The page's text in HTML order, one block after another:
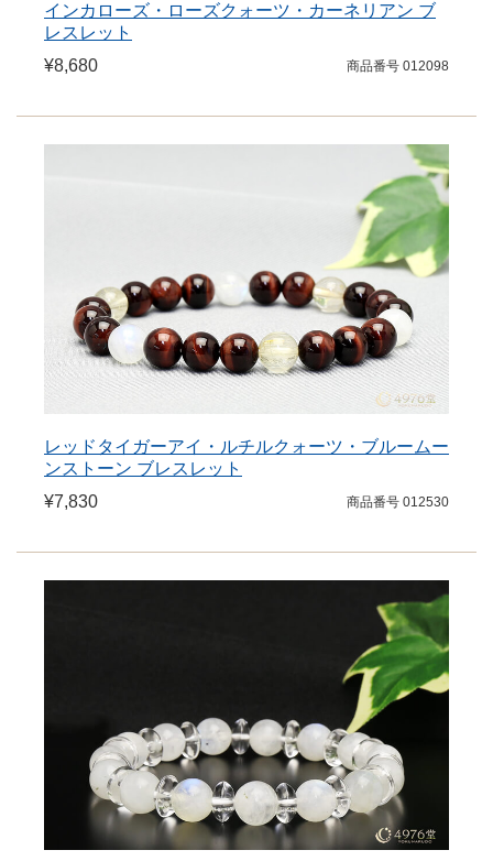
インカローズ・ローズクォーツ・カーネリアン ブ
レスレット
¥8,680
商品番号 012098
レッドタイガーアイ・ルチルクォーツ・ブルームー
ンストーン ブレスレット
¥7,830
商品番号 012530